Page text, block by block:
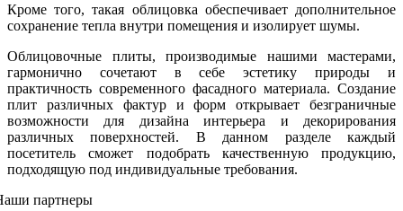
Кроме того, такая облицовка обеспечивает дополнительное
сохранение тепла внутри помещения и изолирует шумы.
Облицовочные плиты, производимые нашими мастерами,
гармонично сочетают в себе эстетику природы и
практичность современного фасадного материала. Создание
плит различных фактур и форм открывает безграничные
возможности для дизайна интерьера и декорирования
различных поверхностей. В данном разделе каждый
посетитель сможет подобрать качественную продукцию,
подходящую под индивидуальные требования.
партнеры